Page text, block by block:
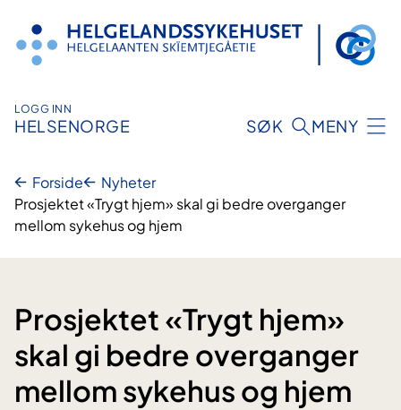
innhold
LOGG INN
HELSENORGE SØK MENY
Forside
Nyheter
Prosjektet «Trygt hjem» skal gi bedre overganger
mellom sykehus og hjem
Prosjektet «Trygt hjem»
skal gi bedre overganger
mellom sykehus og hjem